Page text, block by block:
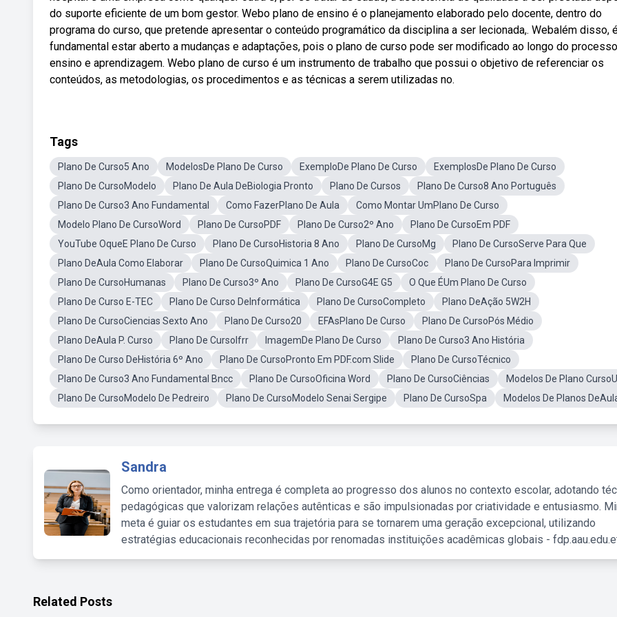
do suporte eficiente de um bom gestor. Webo plano de ensino é o planejamento elaborado pelo docente, dentro do
programa do curso, que pretende apresentar o conteúdo programático da disciplina a ser lecionada,. Webalém disso,
fundamental estar aberto a mudanças e adaptações, pois o plano de curso pode ser modificado ao longo do
ensino e aprendizagem. Webo plano de curso é um instrumento de trabalho que possui o objetivo de referenciar os
conteúdos, as metodologias, os procedimentos e as técnicas a serem utilizadas no.
Tags
Plano De Curso5 Ano ModelosDe Plano De Curso ExemploDe Plano De Curso
ExemplosDe Plano De Curso
Plano De CursoModelo
Plano De Aula DeBiologia Pronto Plano De Cursos
Plano De Curso8 Ano Português
Plano De Curso3 Ano Fundamental
Como FazerPlano De Aula
Como Montar UmPlano De Curso
Modelo Plano De CursoWord
Plano De CursoPDF Plano De Curso2º Ano
Plano De CursoEm PDF
YouTube OqueE Plano De Curso
Plano De CursoHistoria 8 Ano Plano De CursoMg
Plano De CursoServe Para Que
Plano DeAula Como Elaborar
Plano De CursoQuimica 1 Ano Plano De CursoCoc
Plano De CursoPara Imprimir
Plano De CursoHumanas
Plano De Curso3º Ano Plano De CursoG4E G5
O Que ÉUm Plano De Curso
Plano De Curso E-TEC
Plano De Curso DeInformática Plano De CursoCompleto
Plano DeAção 5W2H
Plano De CursoCiencias Sexto Ano
Plano De Curso20 EFAsPlano De Curso
Plano De CursoPós Médio
Plano DeAula P. Curso
Plano De CursoIfrr ImagemDe Plano De Curso
Plano De Curso3 Ano História
Plano De Curso DeHistória 6º Ano
Plano De CursoPronto Em PDF.com Slide
Plano De CursoTécnico
Plano De Curso3 Ano Fundamental Bncc
Plano De CursoOficina Word Plano De CursoCiências
Modelos De Plano
Plano De CursoModelo De Pedreiro
Plano De CursoModelo Senai Sergipe Plano De CursoSpa Modelos De Planos
Sandra
Como orientador, minha entrega é completa ao progresso dos alunos no contexto escolar, adotando
pedagógicas que valorizam relações autênticas e são impulsionadas por criatividade e entusiasmo.
meta é guiar os estudantes em sua trajetória para se tornarem uma geração excepcional, utilizando
estratégias educacionais reconhecidas por renomadas instituições acadêmicas globais -
Related Posts